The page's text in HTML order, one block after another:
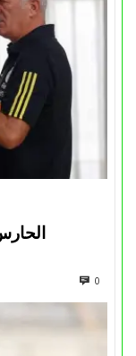
0